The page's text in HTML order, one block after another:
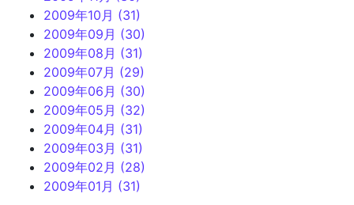
2009年10月 (31)
2009年09月 (30)
2009年08月 (31)
2009年07月 (29)
2009年06月 (30)
2009年05月 (32)
2009年04月 (31)
2009年03月 (31)
2009年02月 (28)
2009年01月 (31)